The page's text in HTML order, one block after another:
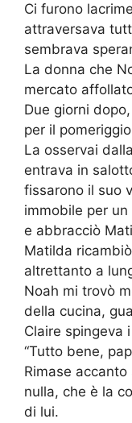
Ci furono
attraversava
sembrava
La donna che
mercato
Due giorni
per il
La osservai
entrava in
fissarono il suo
immobile per
e abbracciò
Matilda
altrettanto a
Noah mi trovò
della cucina,
Claire spingeva
“Tutto bene,
Rimase accanto
nulla, che è la
di lui.